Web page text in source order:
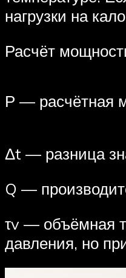
нагрузки на
Расчёт
Р — расчётная
Δt — разница
Q —
τv — объёмная
давления, но